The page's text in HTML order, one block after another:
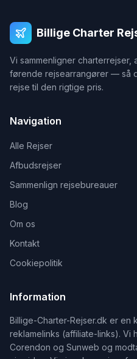
Billige Charter
Vi sammenligner
førende rejsearrangører — så
rejse til den rigtige pris.
Navigation
Alle Rejser
Afbudsrejser
Sammenlign rejsebureauer
Blog
Om os
Kontakt
Cookiepolitik
Information
Billige-Charter-Rejser.dk er en
reklamelinks (affiliate-links). Vi
Corendon og Sunweb og